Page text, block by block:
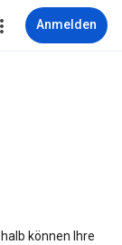
Anmelden
können Ihre